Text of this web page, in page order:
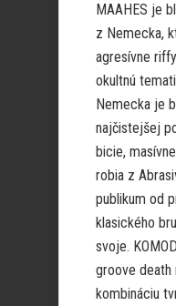
MAAHES je
z Nemecka,
agresívne
okultnú
Nemecka je
najčistejšej
bicie,
robia z
publikum od
klasického
svoje.
groove death
kombináciu